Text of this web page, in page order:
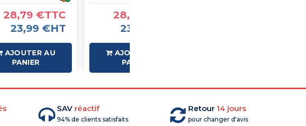
28,79 €TTC
23,99 €HT
AJOUTER AU
PANIER
28,79 €TTC
23,99 €HT
AJOUTER AU
PANIER
SAV réactif
94% de clients satisfaits
Retour 14 jours
pour changer d'avis